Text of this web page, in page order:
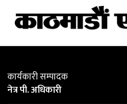
कार्यकारी सम्पादक
नेत्र पी. अधिकारी